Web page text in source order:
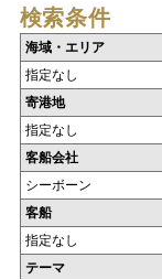
検索条件
海域・エリア
指定なし
寄港地
指定なし
客船会社
シーボーン
客船
指定なし
テーマ